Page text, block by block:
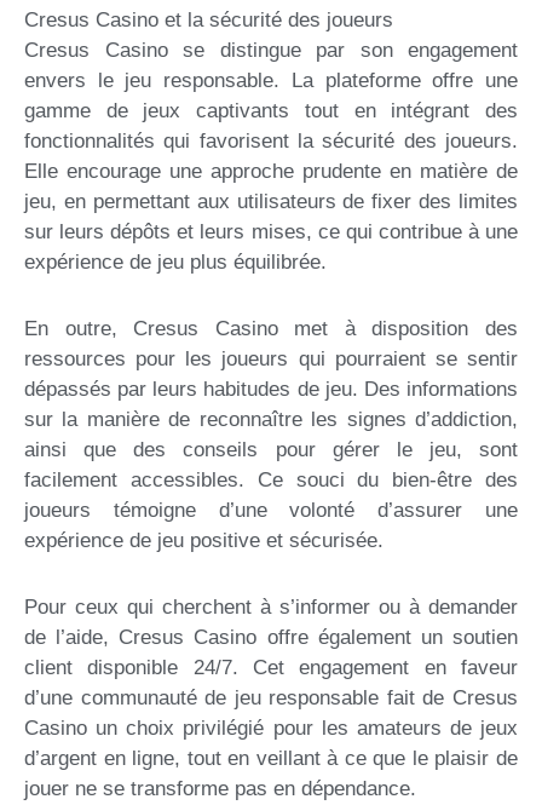
Cresus Casino et la sécurité des joueurs
Cresus Casino se distingue par son engagement
envers le jeu responsable. La plateforme offre une
gamme de jeux captivants tout en intégrant des
fonctionnalités qui favorisent la sécurité des joueurs.
Elle encourage une approche prudente en matière de
jeu, en permettant aux utilisateurs de fixer des limites
sur leurs dépôts et leurs mises, ce qui contribue à une
expérience de jeu plus équilibrée.
En outre, Cresus Casino met à disposition des
ressources pour les joueurs qui pourraient se sentir
dépassés par leurs habitudes de jeu. Des informations
sur la manière de reconnaître les signes d’addiction,
ainsi que des conseils pour gérer le jeu, sont
facilement accessibles. Ce souci du bien-être des
joueurs témoigne d’une volonté d’assurer une
expérience de jeu positive et sécurisée.
Pour ceux qui cherchent à s’informer ou à demander
de l’aide, Cresus Casino offre également un soutien
client disponible 24/7. Cet engagement en faveur
d’une communauté de jeu responsable fait de Cresus
Casino un choix privilégié pour les amateurs de jeux
d’argent en ligne, tout en veillant à ce que le plaisir de
jouer ne se transforme pas en dépendance.